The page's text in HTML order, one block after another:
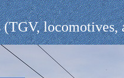
locomotives,